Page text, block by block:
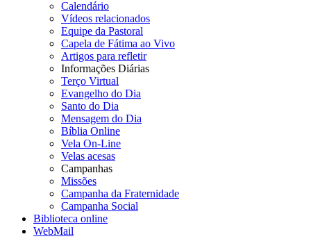
Calendário
Vídeos relacionados
Equipe da Pastoral
Capela de Fátima ao Vivo
Artigos para refletir
Informações Diárias
Terço Virtual
Evangelho do Dia
Santo do Dia
Mensagem do Dia
Bíblia Online
Vela On-Line
Velas acesas
Campanhas
Missões
Campanha da Fraternidade
Campanha Social
Biblioteca online
WebMail